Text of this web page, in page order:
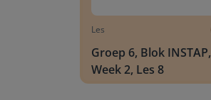
Les
Groep 6, Blok INSTAP,
Week 2, Les 8